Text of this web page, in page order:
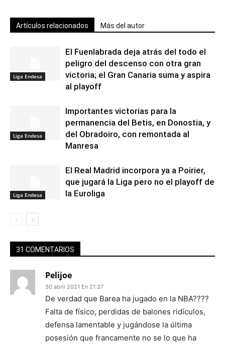
Artículos relacionados Más del autor
Liga Endesa
El Fuenlabrada deja atrás del todo el
peligro del descenso con otra gran
victoria; el Gran Canaria suma y aspira
al playoff
Liga Endesa
Importantes victorias para la
permanencia del Betis, en Donostia, y
del Obradoiro, con remontada al
Manresa
Liga Endesa
El Real Madrid incorpora ya a Poirier,
que jugará la Liga pero no el playoff de
la Euroliga
31 COMENTARIOS
Pelijoe
30 abril 2021 En 21:37
De verdad que Barea ha jugado en la NBA????
Falta de físico, perdidas de balones ridículos,
defensa lamentable y jugándose la última
posesión que francamente no se lo que ha